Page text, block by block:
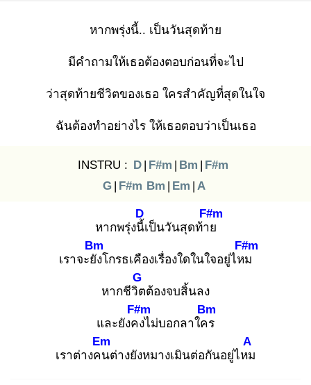
หากพรุ่งนี้.. เป็นวันสุดท้าย
มีคำถามให้เธอต้องตอบก่อนที่จะไป
ว่าสุดท้ายชีวิตของเธอ ใครสำคัญที่สุดในใจ
ฉันต้องทำอย่างไร ให้เธอตอบว่าเป็นเธอ
INSTRU : D | F#m | Bm | F#m
G | F#m Bm | Em | A
หากพรุ่งนี้เ
D
ป็นวันสุดท้าย
F#m
เราจะยัง
Bm
โกรธเคืองเรื่องใดในใจอยู่ไหม
F#m
หากชีวิต
G
ต้องจบสิ้นลง
และยังคง
F#m
ไม่บอกลาใคร
Bm
เราต่างคน
Em
ต่างยังหมางเมินต่อกันอยู่ไหม
A